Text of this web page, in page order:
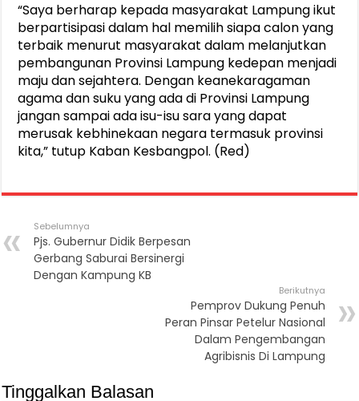
“Saya berharap kepada masyarakat Lampung ikut
berpartisipasi dalam hal memilih siapa calon yang
terbaik menurut masyarakat dalam melanjutkan
pembangunan Provinsi Lampung kedepan menjadi
maju dan sejahtera. Dengan keanekaragaman
agama dan suku yang ada di Provinsi Lampung
jangan sampai ada isu-isu sara yang dapat
merusak kebhinekaan negara termasuk provinsi
kita,” tutup Kaban Kesbangpol. (Red)
Sebelumnya
Pjs. Gubernur Didik Berpesan
Gerbang Saburai Bersinergi
Dengan Kampung KB
Berikutnya
Pemprov Dukung Penuh
Peran Pinsar Petelur Nasional
Dalam Pengembangan
Agribisnis Di Lampung
Tinggalkan Balasan